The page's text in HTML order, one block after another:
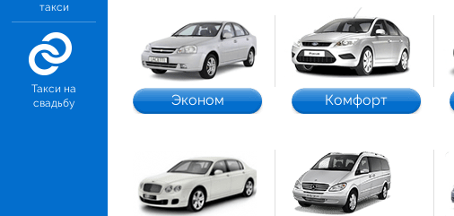
такси
Такси на
свадьбу
Эконом Комфорт